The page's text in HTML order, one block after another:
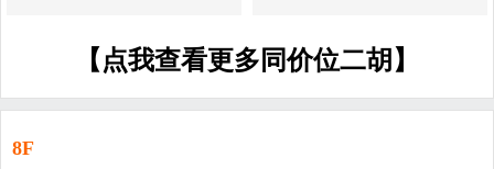
【点我查看更多同价位二胡】
8F